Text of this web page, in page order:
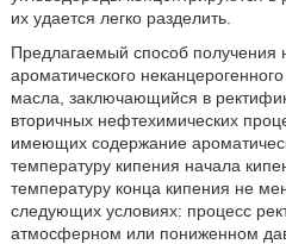
их удается легко разделить.
Предлагаемый способ получения
ароматического
масла, заключающийся в
вторичных нефтехимических
имеющих содержание
температуру кипения начала
температуру конца кипения не
следующих условиях: процесс
атмосферном или пониженном